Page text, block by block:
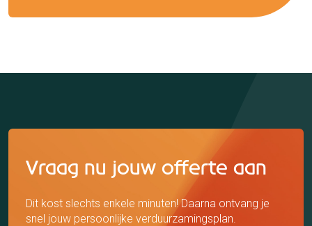
Vraag nu jouw offerte aan
Dit kost slechts enkele minuten! Daarna ontvang je
snel jouw persoonlijke verduurzamingsplan.